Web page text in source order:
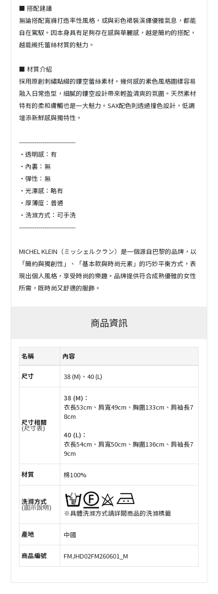
■ 搭配建議
無論搭配寬褲打造率性風格，或與彩色裙裝演繹優雅氣息，都能
自在駕馭。因本身具有足夠存在感與華麗感，越是簡約的搭配，
越能襯托蕾絲材質的魅力。
■ 材質介紹
採用原創刺繡點綴的鏤空蕾絲素材。幾何感的素色風格圖樣容易
融入日常造型，細膩的鏤空設計帶來輕盈清爽的氛圍。天然素材
特有的柔和膚觸也是一大魅力。SAX配色則透過撞色設計，低調
增添新鮮感與獨特性。
-----------------------------
・透明感：有
・內裏：無
・彈性：無
・光澤感：略有
・厚薄度：普通
・洗滌方式：可手洗
-----------------------------
MICHEL KLEIN（ミッシェルクラン）是一個源自巴黎的品牌，以
「簡約與獨創性」、「基本款與時尚元素」的巧妙平衡方式，表
現出個人風格，享受時尚的樂趣。品牌提供符合成熟優雅的女性
所需，既時尚又舒適的服飾。
商品資訊
名稱 內容
尺寸 38 (M)、40 (L)
尺寸相關
(尺寸表)
38 (M)：
衣長53cm、肩寬49cm、胸圍133cm、肩袖長7
8cm
40 (L)：
衣長54cm、肩寬50cm、胸圍136cm、肩袖長7
9cm
材質 棉100%
洗滌方式
(圖示說明)
※具體洗滌方式請詳閲商品的洗滌標籤
產地 中國
商品編號 FMJHD02FM260601_M